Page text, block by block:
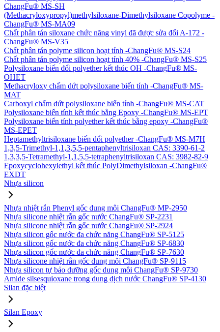
ChangFu® MS-SH
(Methacryloxypropyl)methylsiloxane-Dimethylsiloxane Copolyme -
ChangFu® MS-MA09
Chất phân tán siloxane chức năng vinyl đã được sửa đổi A-172 -
ChangFu® MS-V35
Chất phân tán polyme silicon hoạt tính -ChangFu® MS-S24
Chất phân tán polyme silicon hoạt tính 40% -ChangFu® MS-S25
Polysiloxane biến đổi polyether kết thúc OH -ChangFu® MS-
OHET
Methacryloxy chấm dứt polysiloxane biến tính -ChangFu® MS-
MAT
Carboxyl chấm dứt polysiloxane biến tính -ChangFu® MS-CAT
Polysiloxane biến tính kết thúc bằng Epoxy -ChangFu® MS-EPT
Polysiloxane biến tính polyether kết thúc bằng epoxy -ChangFu®
MS-EPET
Heptamethyltrisiloxane biến đổi polyether -ChangFu® MS-M7H
1,3,5-Trimethyl-1,1,3,5,5-pentaphenyltrisiloxan CAS: 3390-61-2
1,3,3,5-Tetramethyl-1,1,5,5-tetraphenyltrisiloxan CAS: 3982-82-9
Epoxycyclohexylethyl kết thúc PolyDimethylsiloxan -ChangFu®
EXDT
Nhựa silicon
Nhựa nhiệt rắn Phenyl gốc dung môi ChangFu® MP-2950
Nhựa silicone nhiệt rắn gốc nước ChangFu® SP-2231
Nhựa silicone nhiệt rắn gốc nước ChangFu® SP-2924
Nhựa silicon gốc nước đa chức năng ChangFu® SP-5125
Nhựa silicon gốc nước đa chức năng ChangFu® SP-6830
Nhựa silicon gốc nước đa chức năng ChangFu® SP-7630
Nhựa silicone nhiệt rắn gốc dung môi ChangFu® SP-9115
Nhựa silicon tự bảo dưỡng gốc dung môi ChangFu® SP-9730
Amide silsesquioxane trong dung dịch nước ChangFu® SP-4130
Silan đặc biệt
Silan Epoxy